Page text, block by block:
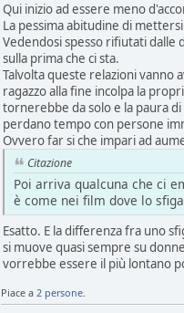
Qui inizio ad essere meno
La pessima abitudine di
Vedendosi spesso rifiutati dalle
sulla prima che ci sta.
Talvolta queste relazioni vanno
ragazzo alla fine incolpa la
tornerebbe da solo e la paura
perdano tempo con persone
Ovvero far si che impari ad
Citazione
Poi arriva qualcuna che ci
è come nei film dove lo
Esatto. E la differenza fra uno
si muove quasi sempre su
vorrebbe essere il più lontano
Piace a 2 persone